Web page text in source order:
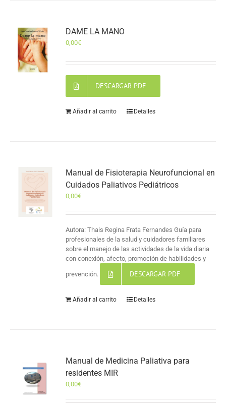
DAME LA MANO
0,00€
DESCARGAR PDF
Añadir al carrito Detalles
Manual de Fisioterapia Neurofuncional en
Cuidados Paliativos Pediátricos
0,00€
Autora: Thais Regina Frata Fernandes Guía para
profesionales de la salud y cuidadores familiares
sobre el manejo de las actividades de la vida diaria
con conexión, afecto, promoción de habilidades y
prevención. DESCARGAR PDF
Añadir al carrito Detalles
Manual de Medicina Paliativa para
residentes MIR
0,00€